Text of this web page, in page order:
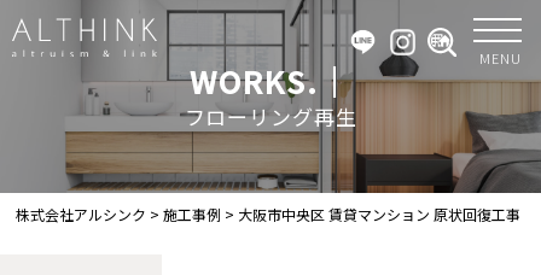
MENU
WORKS.｜
フローリング再生
株式会社アルシンク >施工事例 > 大阪市中央区 賃貸マンション 原状回復工事